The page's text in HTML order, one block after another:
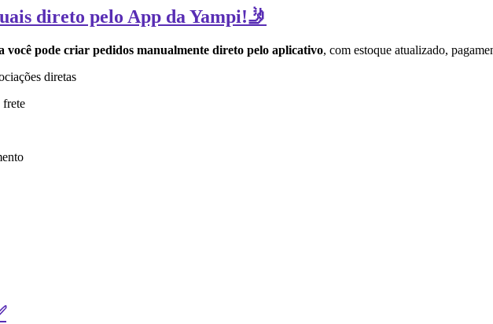
direto pelo App da Yampi!🤳
você pode criar pedidos manualmente direto pelo aplicativo, com estoque atualizado,
diretas
frete